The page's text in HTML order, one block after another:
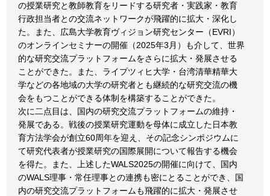
の授業研究と教師教育をリードする研究者・実践家・教育
行政担当者との交流ネットワークが飛躍的に拡大・深化し
た。また、広島大学教育ヴィジョン研究センター（EVRI）
のオンラインセミナーの開催（2025年3月）も介して、世界
的な研究交流プラットフォームをさらに拡大・発展させる
ことができた。また、ライプツィヒ大学・台湾清華精華大
学などの各地域の大学の研究者とも継続的な研究交流の機
会をもつことができる体制を構築することができた。
次に二点目は、国内の研究交流プラットフォームの維持・
発展である。戦後の授業研究運動を母体に成立した日本教
育方法学会が創立60周年を迎え、その記念シンポジウムに
て研究代表者が授業研究の国際展開について報告する機会
を得た。また、上述したWALS2025の開催に向けて、国内
のWALS理事・常任理事との連携も密にとることができ、国
内の研究交流プラットフォームも飛躍的に拡大・発展させ